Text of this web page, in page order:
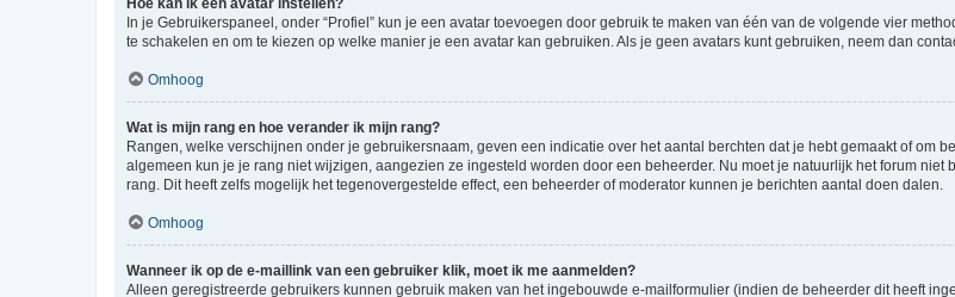
In je Gebruikerspaneel, onder “Profiel” kun je een avatar toevoegen door gebruik te maken van één van de volgende vier
te schakelen en om te kiezen op welke manier je een avatar kan gebruiken. Als je geen avatars kunt gebruiken, neem dan
Omhoog
Wat is mijn rang en hoe verander ik mijn rang?
Rangen, welke verschijnen onder je gebruikersnaam, geven een indicatie over het aantal berchten dat je hebt gemaakt of om
algemeen kun je je rang niet wijzigen, aangezien ze ingesteld worden door een beheerder. Nu moet je natuurlijk het forum
rang. Dit heeft zelfs mogelijk het tegenovergestelde effect, een beheerder of moderator kunnen je berichten aantal doen dalen.
Omhoog
Wanneer ik op de e-maillink van een gebruiker klik, moet ik me aanmelden?
Alleen geregistreerde gebruikers kunnen gebruik maken van het ingebouwde e-mailformulier (indien de beheerder dit heeft